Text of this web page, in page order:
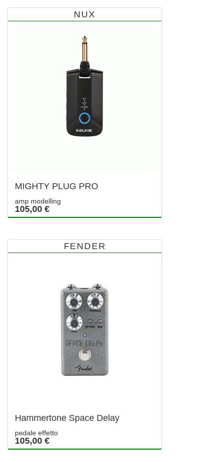
NUX
MIGHTY PLUG PRO
amp modelling
105,00 €
FENDER
Hammertone Space Delay
pedale effetto
105,00 €